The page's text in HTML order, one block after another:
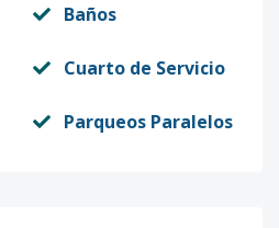
Baños
Cuarto de Servicio
Parqueos Paralelos